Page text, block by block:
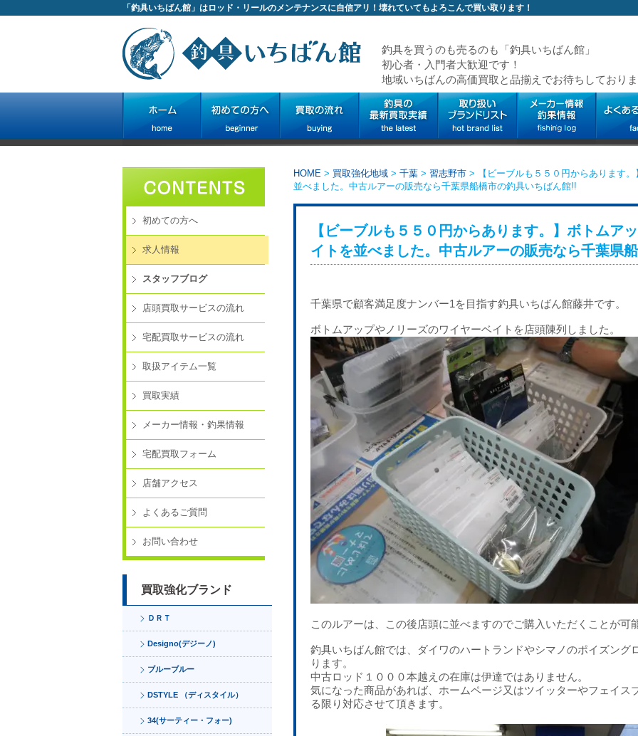
「釣具いちばん館」はロッド・リールのメンテナンスに自信アリ！壊れていてもよろこんで買い取ります！
釣具を買うのも売るのも「釣具いちばん館」
初心者・入門者大歓迎です！
地域いちばんの高価買取と品揃えでお待ちしており
HOME > 買取強化地域 > 千葉 > 習志野市 >
【ビーブルも５５０円からあります
並べました。中古ルアーの販売なら千葉県船橋市の釣具いちばん館!!
【ビーブルも５５０円からあります。】ボトムア
イトを並べました。中古ルアーの販売なら千葉県
千葉県で顧客満足度ナンバー1を目指す釣具いちばん館藤井です。
ボトムアップやノリーズのワイヤーベイトを店頭陳列しました。
このルアーは、この後店頭に並べますのでご購入いただくことが可
釣具いちばん館では、ダイワのハートランドやシマノのポイズング
ります。
中古ロッド１０００本越えの在庫は伊達ではありません。
気になった商品があれば、ホームページ又はツイッターやフェイス
る限り対応させて頂きます。
初めての方へ
求人情報
スタッフブログ
店頭買取サービスの流れ
宅配買取サービスの流れ
取扱アイテム一覧
買取実績
メーカー情報・釣果情報
宅配買取フォーム
店舗アクセス
よくあるご質問
お問い合わせ
買取強化ブランド
ＤＲＴ
Designo(デジーノ)
ブルーブルー
DSTYLE （ディスタイル）
34(サーティー・フォー)